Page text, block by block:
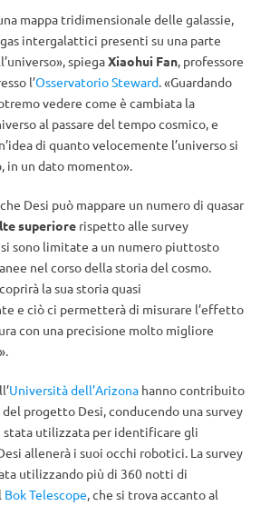
mappa tridimensionale delle galassie,
intergalattici presenti su una parte
spiegaXiaohui Fan, professore
l’Osservatorio Steward. «Guardando
vedere come è cambiata la
al passare del tempo cosmico, e
di quanto velocemente l’universo si
in un dato momento».
Desi può mappare un numero di quasar
superiore rispetto alle survey
sono limitate a un numero piuttosto
nel corso della storia del cosmo.
la sua storia quasi
e ciò ci permetterà di misurare l’effetto
con una precisione molto migliore
Università dell’Arizona hanno contribuito
progetto Desi, conducendo una survey
stata utilizzata per identificare gli
allenerà i suoi occhi robotici. La survey
utilizzando più di 360 notti di
Bok Telescope, che si trova accanto al